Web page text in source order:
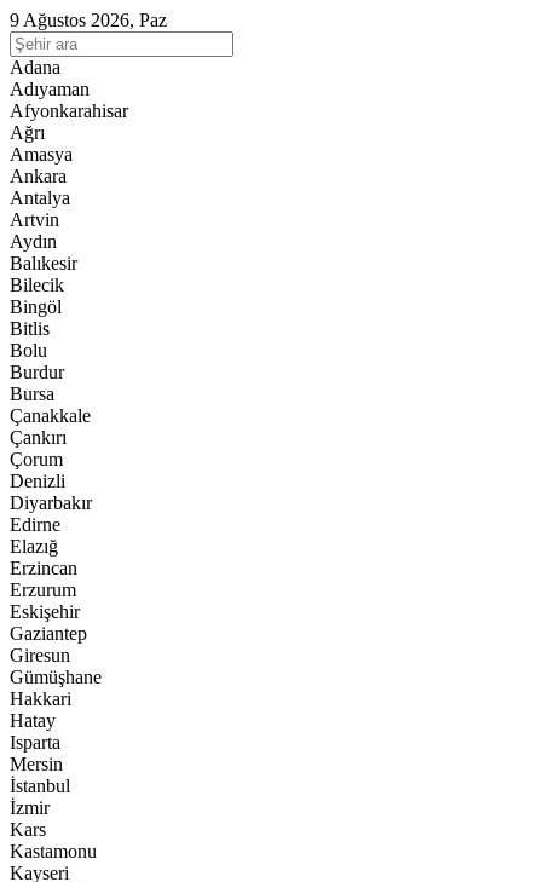
9 Ağustos 2026, Paz
Adana
Adıyaman
Afyonkarahisar
Ağrı
Amasya
Ankara
Antalya
Artvin
Aydın
Balıkesir
Bilecik
Bingöl
Bitlis
Bolu
Burdur
Bursa
Çanakkale
Çankırı
Çorum
Denizli
Diyarbakır
Edirne
Elazığ
Erzincan
Erzurum
Eskişehir
Gaziantep
Giresun
Gümüşhane
Hakkari
Hatay
Isparta
Mersin
İstanbul
İzmir
Kars
Kastamonu
Kayseri